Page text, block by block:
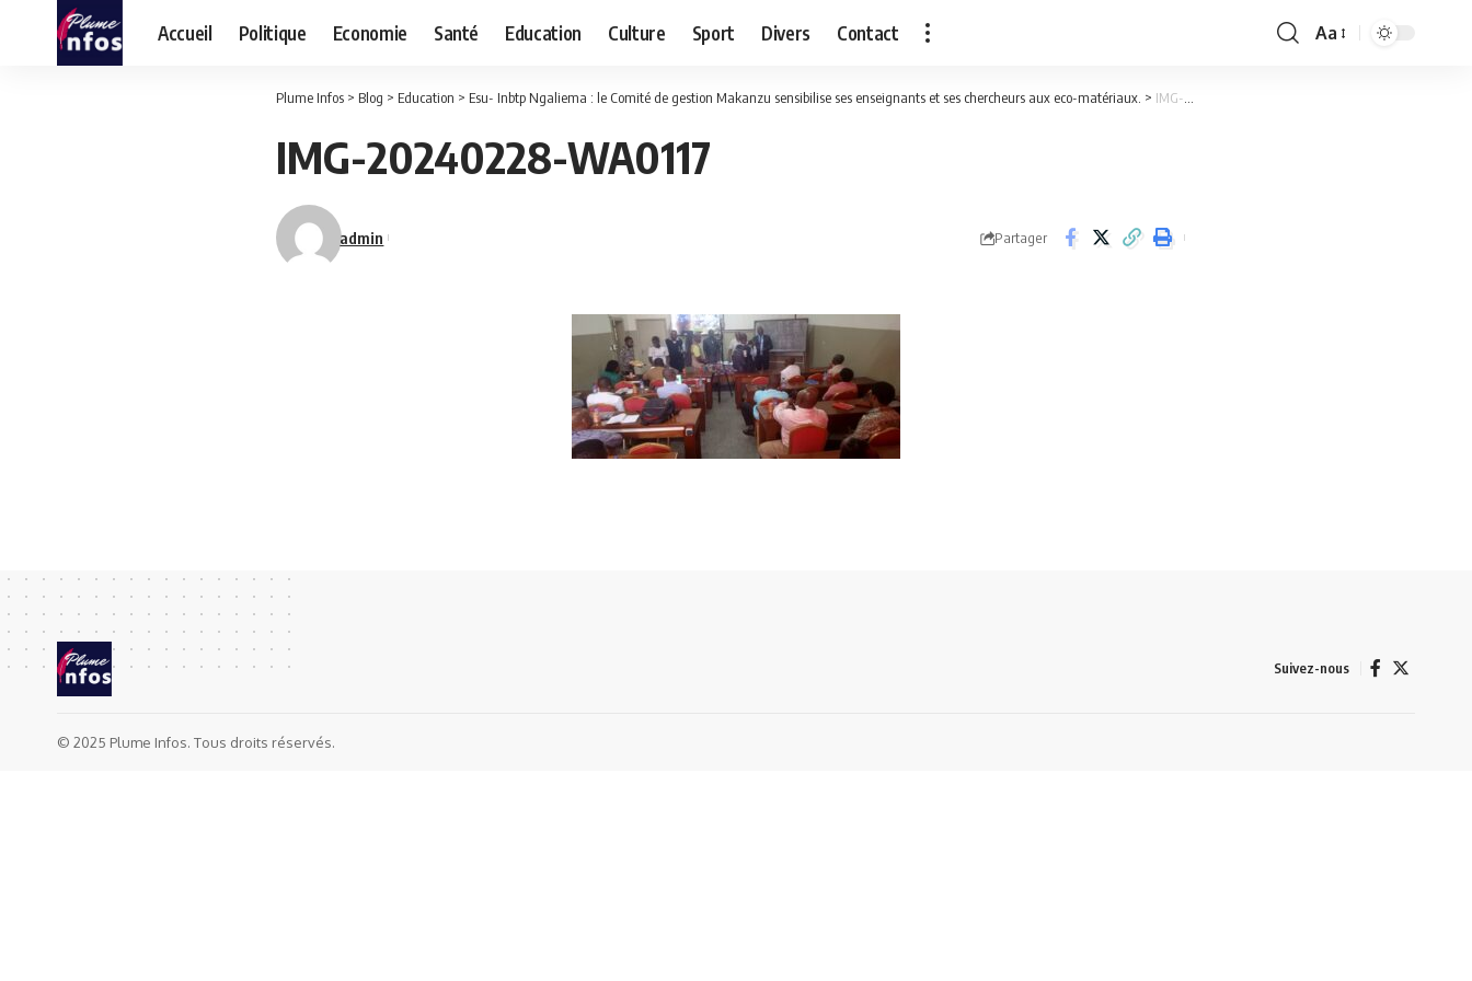
Accueil Politique Economie Santé Education Culture Sport Divers Contact
Font
Aa
Plume Infos > Blog > Education > Esu- Inbtp Ngaliema : le Comité de gestion Makanzu sensibilise ses enseignants et ses chercheurs aux eco-matériaux. > IMG-20240228-WA0117
IMG-20240228-WA0117
admin Partager
Suivez-nous
© 2025 Plume Infos. Tous droits réservés.